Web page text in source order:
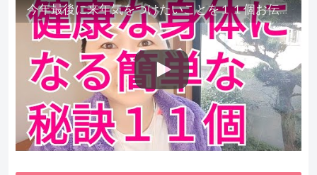
今年最後に来年気をつけたいことを１１個お伝えします。